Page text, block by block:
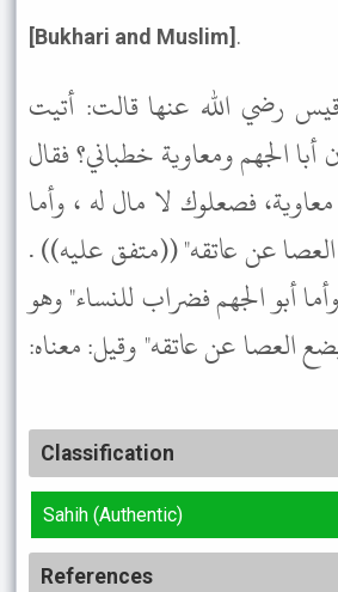
[Bukhari and Muslim] .
رضي الله عنها قالت: أتيت
الجهم ومعاوية خطباني؟ فقال
فصعلوك لا مال له ، وأما
العصا عن عاتقه" ((متفق عليه)) .
أبو الجهم فضراب للنساء" وهو
العصا عن عاتقه" وقيل: معناه:
Classification
Sahih (Authentic)
References